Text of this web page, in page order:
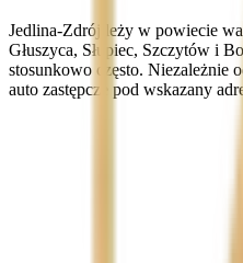
Jedlina-Zdrój leży w powiecie
Głuszyca, Słupiec, Szczytów i
stosunkowo często. Niezależnie
auto zastępcze pod wskazany